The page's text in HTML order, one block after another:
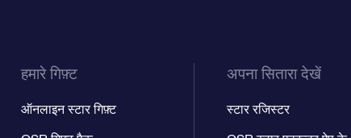
हमारे गिफ़्ट
ऑनलाइन स्टार गिफ़्ट
अपना सितारा देखें
स्टार रजिस्टर